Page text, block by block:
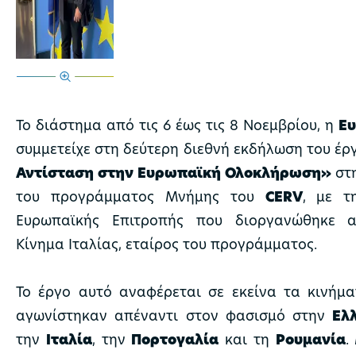
Το διάστημα από τις 6 έως τις 8 Νοεμβρίου, η
συμμετείχε στη δεύτερη διεθνή εκδήλωση του
Αντίσταση στην Ευρωπαϊκή Ολοκλήρωση»
του προγράμματος Μνήμης του CERV, με
Ευρωπαϊκής Επιτροπής που διοργανώθηκε
Κίνημα Ιταλίας, εταίρος του προγράμματος.
Το έργο αυτό αναφέρεται σε εκείνα τα
αγωνίστηκαν απέναντι στον φασισμό στην
την Ιταλία, την Πορτογαλία και τη Ρουμανία.